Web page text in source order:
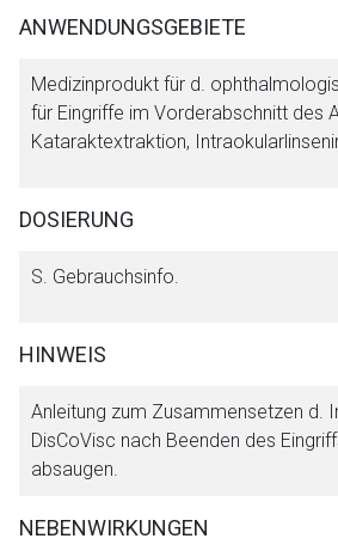
ANWENDUNGSGEBIETE
Medizinprodukt für d.
für Eingriffe im Vorderabschnitt des
Kataraktextraktion,
DOSIERUNG
S. Gebrauchsinfo.
HINWEIS
Anleitung zum Zusammensetzen d.
DisCoVisc nach Beenden des
absaugen.
NEBENWIRKUNGEN
Datenschutzbestimmungen.
Zurück zur rote-